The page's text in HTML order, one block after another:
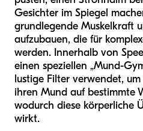
Gesichter im Spiegel
grundlegende Muskelkraft
aufzubauen, die für
werden. Innerhalb von
einen speziellen „Mund-
lustige Filter verwendet,
ihren Mund auf bestimmte
wodurch diese körperliche
wirkt.